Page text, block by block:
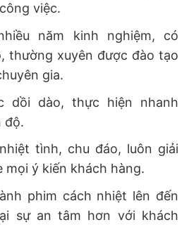
việc.
năm kinh nghiệm, có
thường xuyên được đào tạo
gia.
dồi dào, thực hiện nhanh
độ.
tình, chu đáo, luôn giải
mọi ý kiến khách hàng.
phim cách nhiệt lên đến
sự an tâm hơn với khách